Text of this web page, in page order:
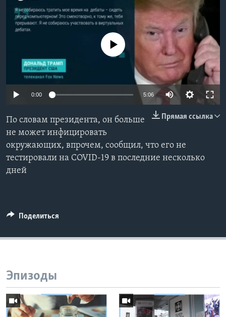
Learning English
Языки
No media source currently available
0:00 5:06
Прямая ссылка
По словам президента, он больше
не может инфицировать
окружающих, впрочем, сообщил, что его не
тестировали на COVID-19 в последние несколько
дней
Поделиться
Эпизоды